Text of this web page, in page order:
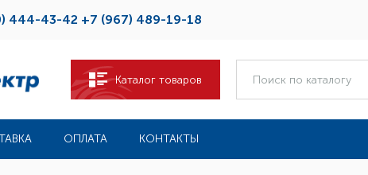
444-43-42 +7 (967) 489-19-18
Каталог товаров
ОПЛАТА КОНТАКТЫ